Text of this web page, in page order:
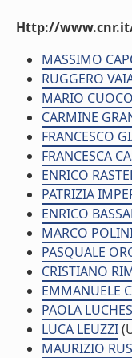
Http://
MASSIMO
RUGGERO
MARIO CUOCO
CARMINE
FRANCESCO
FRANCESCA
ENRICO
PATRIZIA
ENRICO
MARCO
PASQUALE
CRISTIANO
EMMANUELE
PAOLA LUCHES
LUCA LEUZZI
MAURIZIO